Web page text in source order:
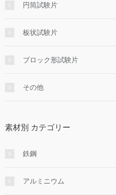
円筒試験片
板状試験片
ブロック形試験片
その他
素材別 カテゴリー
鉄鋼
アルミニウム